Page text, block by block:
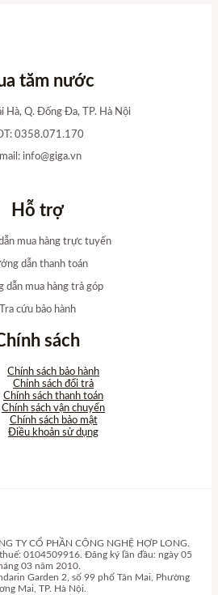
tăm nước
Hà, Q. Đống Đa, TP. Hà Nội
0358.071.170
info@giga.vn
Hỗ trợ
mua hàng trực tuyến
dẫn thanh toán
dẫn mua hàng trả góp
Tra cứu bảo hành
sách
Chính sách bảo hành
Chính sách đổi trả
Chính sách thanh toán
Chính sách vận chuyển
Chính sách bảo mật
Điều khoản sử dụng
TY CỔ PHẦN CÔNG NGHỆ HỢP LONG.
0104509916. Đăng ký lần đầu: ngày 05
03 năm 2010.
Garden 2, số 99 phố Tân Mai, Phường
Mai, TP. Hà Nội.